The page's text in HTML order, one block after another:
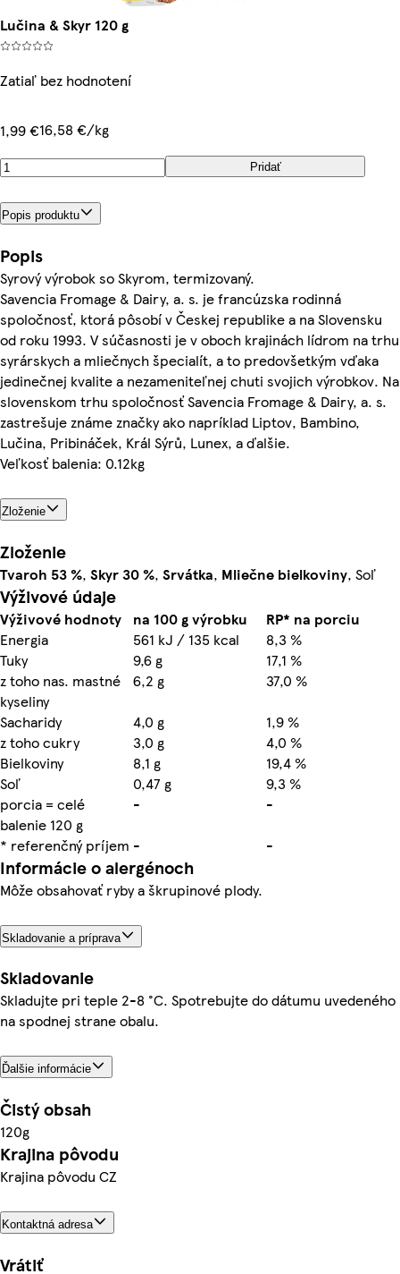
Lučina & Skyr 120 g
Zatiaľ bez hodnotení
1,99 €16,58 €/kg
Pridať
Popis produktu
Popis
Syrový výrobok so Skyrom, termizovaný.
Savencia Fromage & Dairy, a. s. je francúzska rodinná
spoločnosť, ktorá pôsobí v Českej republike a na Slovensku
od roku 1993. V súčasnosti je v oboch krajinách lídrom na trhu
syrárskych a mliečnych špecialít, a to predovšetkým vďaka
jedinečnej kvalite a nezameniteľnej chuti svojich výrobkov. Na
slovenskom trhu spoločnosť Savencia Fromage & Dairy, a. s.
zastrešuje známe značky ako napríklad Liptov, Bambino,
Lučina, Pribináček, Král Sýrů, Lunex, a ďalšie.
Veľkosť balenia: 0.12kg
Zloženie
Zloženie
Tvaroh 53 %, Skyr 30 %, Srvátka, Mliečne bielkoviny, Soľ
Výživové údaje
Výživové hodnoty na 100 g výrobku
RP* na porciu
Energia
561 kJ / 135 kcal
8,3 %
Tuky
9,6 g
17,1 %
z toho nas. mastné
kyseliny
6,2 g
37,0 %
Sacharidy
4,0 g
1,9 %
z toho cukry
3,0 g
4,0 %
Bielkoviny
8,1 g
19,4 %
Soľ
0,47 g
9,3 %
porcia = celé
balenie 120 g
-
-
* referenčný príjem - -
Informácie o alergénoch
Môže obsahovať ryby a škrupinové plody.
Skladovanie a príprava
Skladovanie
Skladujte pri teple 2-8 °C. Spotrebujte do dátumu uvedeného
na spodnej strane obalu.
Ďalšie informácie
Čistý obsah
120g
Krajina pôvodu
Krajina pôvodu CZ
Kontaktná adresa
Vrátiť